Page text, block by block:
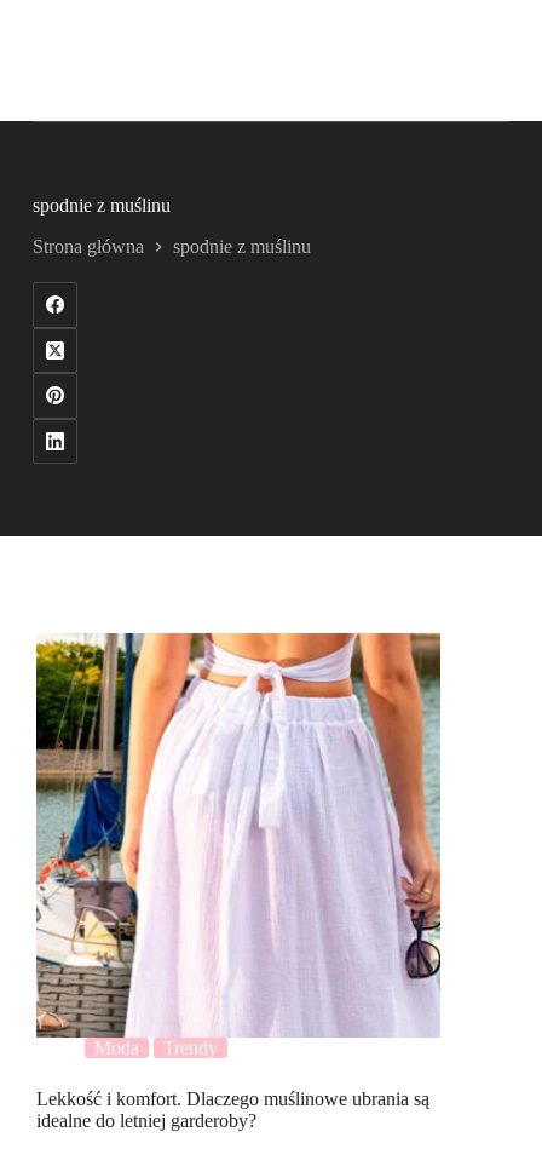
spodnie z muślinu
Strona główna spodnie z muślinu
Moda Trendy
Lekkość i komfort. Dlaczego muślinowe ubrania są
idealne do letniej garderoby?